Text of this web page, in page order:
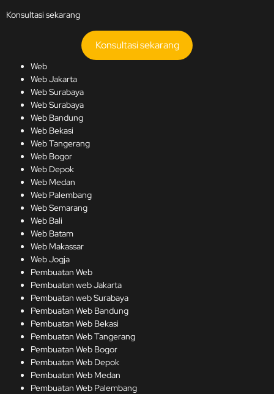
Konsultasi sekarang
Konsultasi sekarang
Web
Web Jakarta
Web Surabaya
Web Surabaya
Web Bandung
Web Bekasi
Web Tangerang
Web Bogor
Web Depok
Web Medan
Web Palembang
Web Semarang
Web Bali
Web Batam
Web Makassar
Web Jogja
Pembuatan Web
Pembuatan web Jakarta
Pembuatan web Surabaya
Pembuatan Web Bandung
Pembuatan Web Bekasi
Pembuatan Web Tangerang
Pembuatan Web Bogor
Pembuatan Web Depok
Pembuatan Web Medan
Pembuatan Web Palembang